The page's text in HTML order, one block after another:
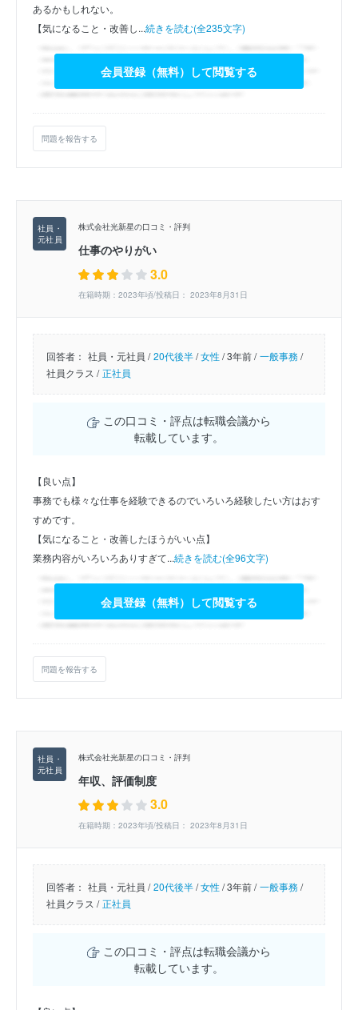
あるかもしれない。
【気になること・改善し...続きを読む(全235文字)
会員登録（無料）して閲覧する
問題を報告する
株式会社光新星の口コミ・評判
仕事のやりがい
3.0
在籍時期：2023年頃/投稿日： 2023年8月31日
回答者： 社員・元社員 / 20代後半/女性/3年前 / 一般事務/
社員クラス / 正社員
この口コミ・評点は転職会議から
転載しています。
【良い点】
事務でも様々な仕事を経験できるのでいろいろ経験したい方はおす
すめです。
【気になること・改善したほうがいい点】
業務内容がいろいろありすぎて...続きを読む(全96文字)
会員登録（無料）して閲覧する
問題を報告する
株式会社光新星の口コミ・評判
年収、評価制度
3.0
在籍時期：2023年頃/投稿日： 2023年8月31日
回答者： 社員・元社員 / 20代後半/女性/3年前 / 一般事務/
社員クラス / 正社員
この口コミ・評点は転職会議から
転載しています。